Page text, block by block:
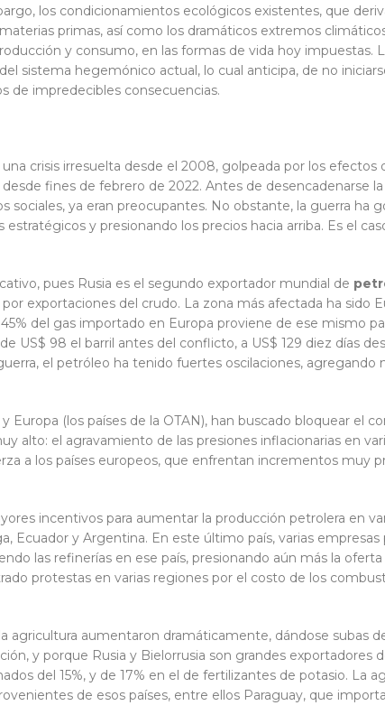
los condicionamientos ecológicos existentes, que
primas, así como los dramáticos extremos
y consumo, en las formas de vida hoy impuestas.
sistema hegemónico actual, lo cual anticipa, de no
de impredecibles consecuencias.
crisis irresuelta desde el 2008, golpeada por los efectos
fines de febrero de 2022. Antes de desencadenarse
sociales, ya eran preocupantes. No obstante, la guerra ha
y presionando los precios hacia arriba. Es el
pues Rusia es el segundo exportador mundial de
exportaciones del crudo. La zona más afectada ha sido
del gas importado en Europa proviene de ese mismo
US$ 98 el barril antes del conflicto, a US$ 129 diez días
el petróleo ha tenido fuertes oscilaciones,
Europa (los países de la OTAN), han buscado bloquear el
alto: el agravamiento de las presiones inflacionarias en
a los países europeos, que enfrentan incrementos muy
incentivos para aumentar la producción petrolera en
Ecuador y Argentina. En este último país, varias
las refinerías en ese país, presionando aún más la
protestas en varias regiones por el costo de los
agricultura aumentaron dramáticamente, dándose subas
y porque Rusia y Bielorrusia son grandes exportadores
del 15%, y de 17% en el de fertilizantes de potasio. La
de esos países, entre ellos Paraguay, que